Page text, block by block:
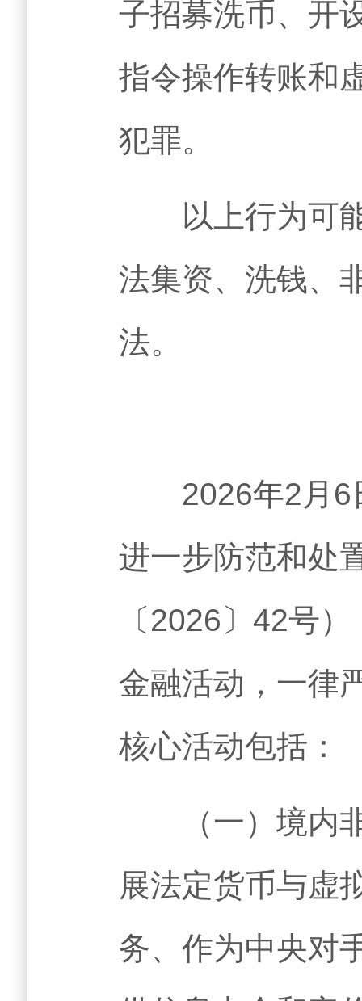
子招募洗币、开
指令操作转账和
犯罪。
以上行为可能
法集资、洗钱、
法。
2026年2月6日
进一步防范和处
〔2026〕42号
金融活动，一律
核心活动包括：
（一）境内非
展法定货币与虚
务、作为中央对